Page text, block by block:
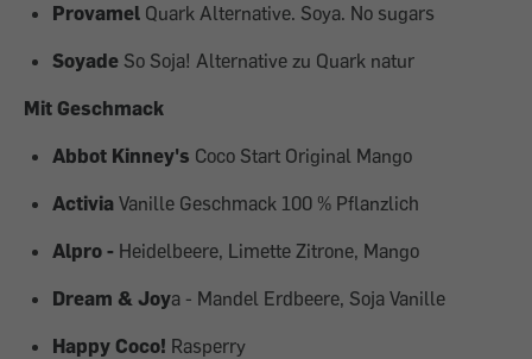
Provamel Quark Alternative. Soya. No sugars
Soyade So Soja! Alternative zu Quark natur
Mit Geschmack
Abbot Kinney's Coco Start Original Mango
Activia Vanille Geschmack 100 % Pflanzlich
Alpro - Heidelbeere, Limette Zitrone, Mango
Dream & Joya - Mandel Erdbeere, Soja Vanille
Happy Coco! Rasperry